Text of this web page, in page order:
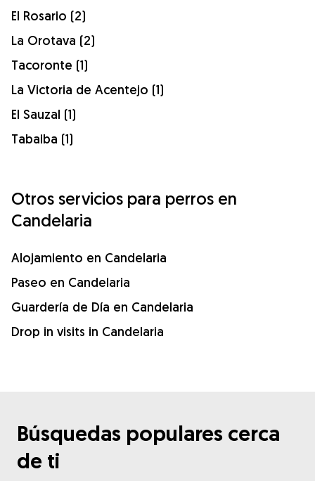
El Rosario (2)
La Orotava (2)
Tacoronte (1)
La Victoria de Acentejo (1)
El Sauzal (1)
Tabaiba (1)
Otros servicios para perros en
Candelaria
Alojamiento en Candelaria
Paseo en Candelaria
Guardería de Día en Candelaria
Drop in visits in Candelaria
Búsquedas populares cerca
de ti